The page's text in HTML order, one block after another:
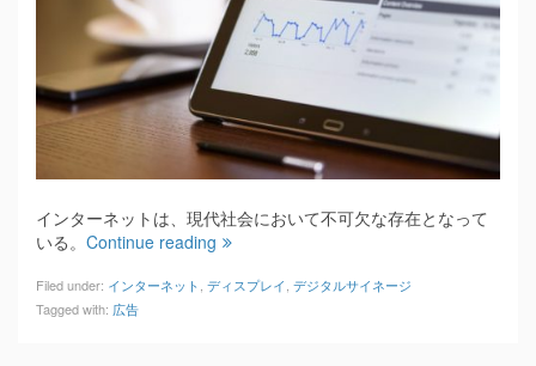
インターネットは、現代社会において不可欠な存在となって
いる。 Continue reading
Filed under: インターネット, ディスプレイ, デジタルサイネージ
Tagged with: 広告